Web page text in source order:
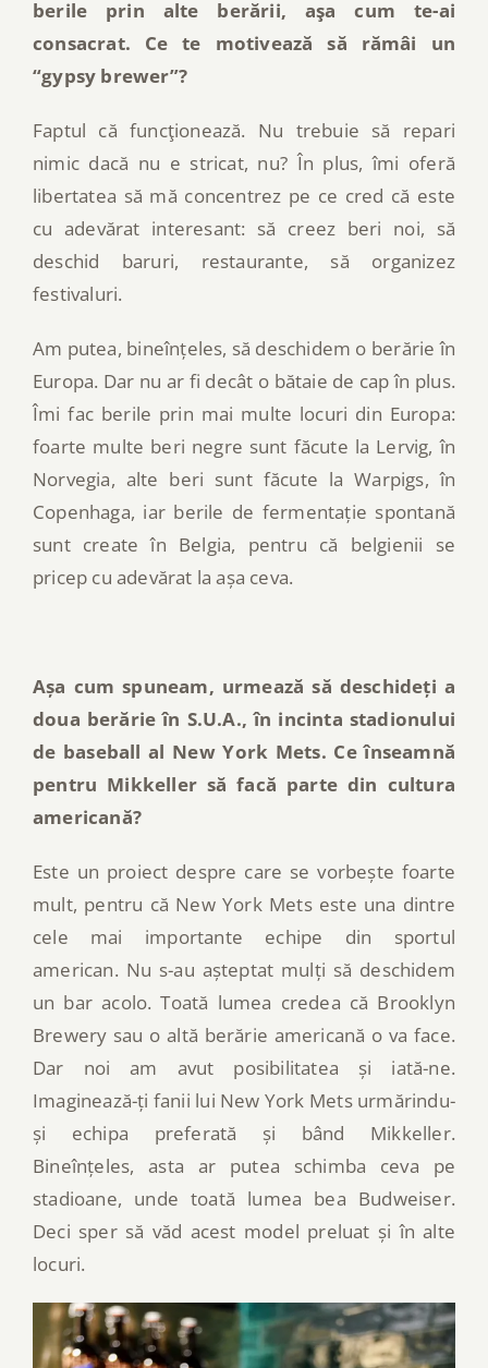
berile prin alte berării, aşa cum te-ai
consacrat. Ce te motivează să rămâi un
“gypsy brewer”?
Faptul că funcţionează. Nu trebuie să repari
nimic dacă nu e stricat, nu? În plus, îmi oferă
libertatea să mă concentrez pe ce cred că este
cu adevărat interesant: să creez beri noi, să
deschid baruri, restaurante, să organizez
festivaluri.
Am putea, bineînțeles, să deschidem o berărie în
Europa. Dar nu ar fi decât o bătaie de cap în plus.
Îmi fac berile prin mai multe locuri din Europa:
foarte multe beri negre sunt făcute la Lervig, în
Norvegia, alte beri sunt făcute la Warpigs, în
Copenhaga, iar berile de fermentație spontană
sunt create în Belgia, pentru că belgienii se
pricep cu adevărat la așa ceva.
Așa cum spuneam, urmează să deschideți a
doua berărie în S.U.A., în incinta stadionului
de baseball al New York Mets. Ce înseamnă
pentru Mikkeller să facă parte din cultura
americană?
Este un proiect despre care se vorbește foarte
mult, pentru că New York Mets este una dintre
cele mai importante echipe din sportul
american. Nu s-au așteptat mulți să deschidem
un bar acolo. Toată lumea credea că Brooklyn
Brewery sau o altă berărie americană o va face.
Dar noi am avut posibilitatea și iată-ne.
Imaginează-ți fanii lui New York Mets urmărindu-
și echipa preferată și bând Mikkeller.
Bineînțeles, asta ar putea schimba ceva pe
stadioane, unde toată lumea bea Budweiser.
Deci sper să văd acest model preluat și în alte
locuri.